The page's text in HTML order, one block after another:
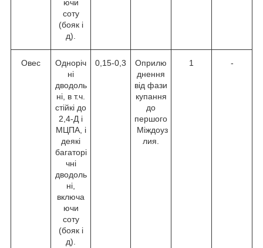
ючи
соту
(бояк і
д).
Овес
Одноріч
ні
дводоль
ні, в т.ч.
стійкі до
2,4-Д і
МЦПА, і
деякі
багаторі
чні
дводоль
ні,
включа
ючи
соту
(бояк і
д).
0,15-0,3
Оприлю
днення
від фази
купання
до
першого
Міждоуз
лия.
1 -